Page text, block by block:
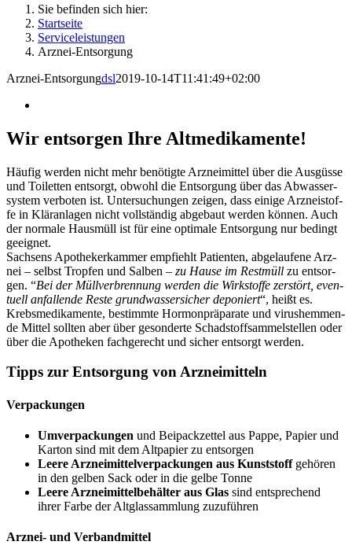
Sie befinden sich hier:
Startseite
Ser­vice­leis­tun­gen
Arz­nei-Ent­sor­gung
Arz­nei-Ent­sor­gungdsl2019-10-14T11:41:49+02:00
Wir ent­sor­gen Ihre Altmedikamente!
Häu­fig wer­den nicht mehr benö­tig­te Arz­nei­mit­tel über die Aus­güs­se
und Toi­let­ten ent­sorgt, obwohl die Ent­sor­gung über das Abwas­ser­
sys­tem ver­bo­ten ist. Unter­su­chun­gen zei­gen, dass eini­ge Arz­nei­stof­
fe in Klär­an­la­gen nicht voll­stän­dig abge­baut wer­den kön­nen. Auch
der nor­ma­le Haus­müll ist für eine opti­ma­le Ent­sor­gung nur bedingt
geeignet.
Sach­sens Apo­the­ker­kam­mer emp­fiehlt Pati­en­ten, abge­lau­fe­ne Arz­
nei – selbst Trop­fen und Sal­ben – zu Hau­se im Rest­müll zu ent­sor­
gen. “Bei der Müll­ver­bren­nung wer­den die Wirk­stof­fe zer­stört, even­
tu­ell anfal­len­de Res­te grund­was­ser­si­cher depo­niert“, heißt es.
Krebs­me­di­ka­men­te, bestimm­te Hor­mon­prä­pa­ra­te und virus­hem­men­
de Mit­tel soll­ten aber über geson­der­te Schad­stoff­sam­mel­stel­len oder
über die Apo­the­ken fach­ge­recht und sicher ent­sorgt werden.
Tipps zur Ent­sor­gung von Arzneimitteln
Ver­pa­ckun­gen
Umver­pa­ckun­gen und Bei­pack­zet­tel aus Pap­pe, Papier und
Kar­ton sind mit dem Alt­pa­pier zu entsorgen
Lee­re Arz­nei­mit­tel­ver­pa­ckun­gen aus Kunst­stoffgehö­ren
in den gel­ben Sack oder in die gel­be Tonne
Lee­re Arz­nei­mit­tel­be­häl­ter aus Glas sind ent­spre­chend
ihrer Far­be der Alt­glas­samm­lung zuzuführen
Arz­nei- und Verbandmittel